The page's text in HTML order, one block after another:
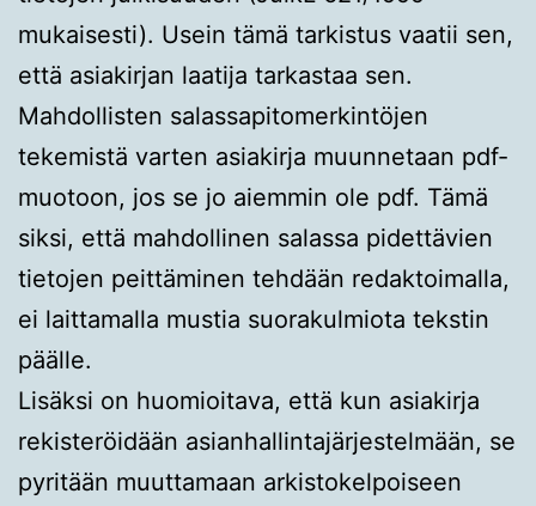
mukaisesti). Usein tämä tarkistus vaatii sen,
että asiakirjan laatija tarkastaa sen.
Mahdollisten salassapitomerkintöjen
tekemistä varten asiakirja muunnetaan pdf-
muotoon, jos se jo aiemmin ole pdf. Tämä
siksi, että mahdollinen salassa pidettävien
tietojen peittäminen tehdään redaktoimalla,
ei laittamalla mustia suorakulmiota tekstin
päälle.
Lisäksi on huomioitava, että kun asiakirja
rekisteröidään asianhallintajärjestelmään, se
pyritään muuttamaan arkistokelpoiseen